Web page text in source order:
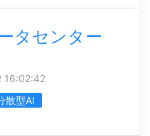
タセンター
16:02:42
散型AI